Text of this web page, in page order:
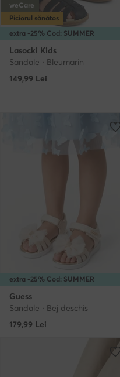
extra -25% Cod: SUMMER
weCare
Piciorul sănătos
Lasocki Kids
Sandale · Bleumarin
149,99 Lei
extra -25% Cod: SUMMER
Guess
Sandale · Bej deschis
179,99 Lei